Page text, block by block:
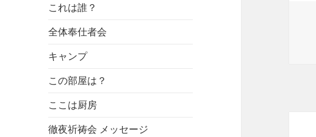
これは誰？
全体奉仕者会
キャンプ
この部屋は？
ここは厨房
徹夜祈祷会 メッセージ